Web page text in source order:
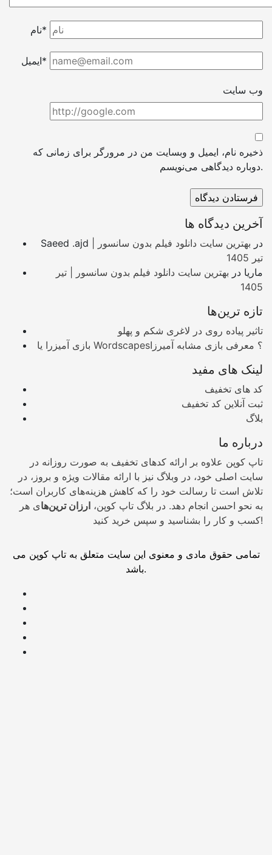
نام*
ایمیل*
وب سایت
ذخیره نام، ایمیل و وبسایت من در مرورگر برای زمانی که
دوباره دیدگاهی می‌نویسم.
آخرین دیدگاه ها
Saeed .ajd در بهترین سایت دانلود فیلم بدون سانسور |
تیر 1405
ماریا در بهترین سایت دانلود فیلم بدون سانسور | تیر
1405
تازه ترین‌ها
تاثیر پیاده روی در لاغری شکم و پهلو
بازی آمیزرا یا Wordscapes؟ معرفی بازی مشابه آمیرزا
لینک های مفید
کد های تخفیف
ثبت آنلاین کد تخفیف
بلاگ
درباره ما
تاپ کوپن علاوه بر ارائه کدهای تخفیف به صورت روزانه در
سایت اصلی خود، در وبلاگ نیز با ارائه مقالات ویژه و بروز، در
تلاش است تا رسالت خود را که کاهش هزینه‌های کاربران است؛
به نحو احسن انجام دهد. در بلاگ تاپ کوپن، ارزان ترین‌های هر
کسب و کار را بشناسید و سپس خرید کنید!
تمامی حقوق مادی و معنوی این سایت متعلق به تاپ کوپن می
باشد.